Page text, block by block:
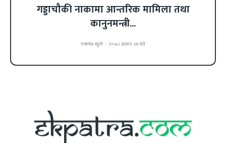
गड्डाचौकी नाकामा आन्तरिक मामिला तथा
कानुनमन्त्री...
एकपत्र ब्युरो - २०७८ असार २१ गते